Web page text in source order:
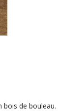
de